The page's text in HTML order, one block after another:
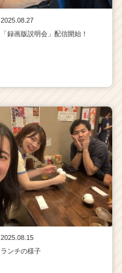
2025.08.27
「録画版説明会」配信開始！
2025.08.15
ランチの様子